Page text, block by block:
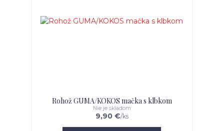
Rohož GUMA/KOKOS mačka s klbkom
9,90 €/ks
Nie je skladom